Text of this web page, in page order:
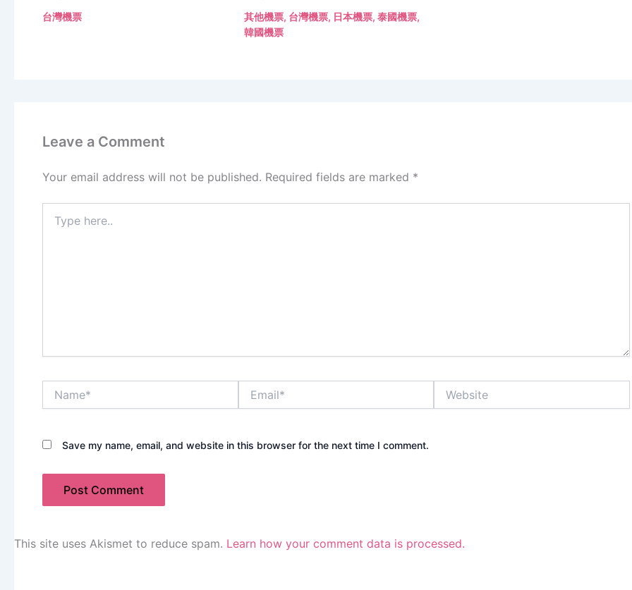
台灣機票 其他機票, 台灣機票, 日本機票, 泰國機票,
韓國機票
Leave a Comment
Your email address will not be published. Required fields are marked *
here..
Save my name, email, and website in this browser for the next time I comment.
This site uses Akismet to reduce spam. Learn how your comment data is processed.